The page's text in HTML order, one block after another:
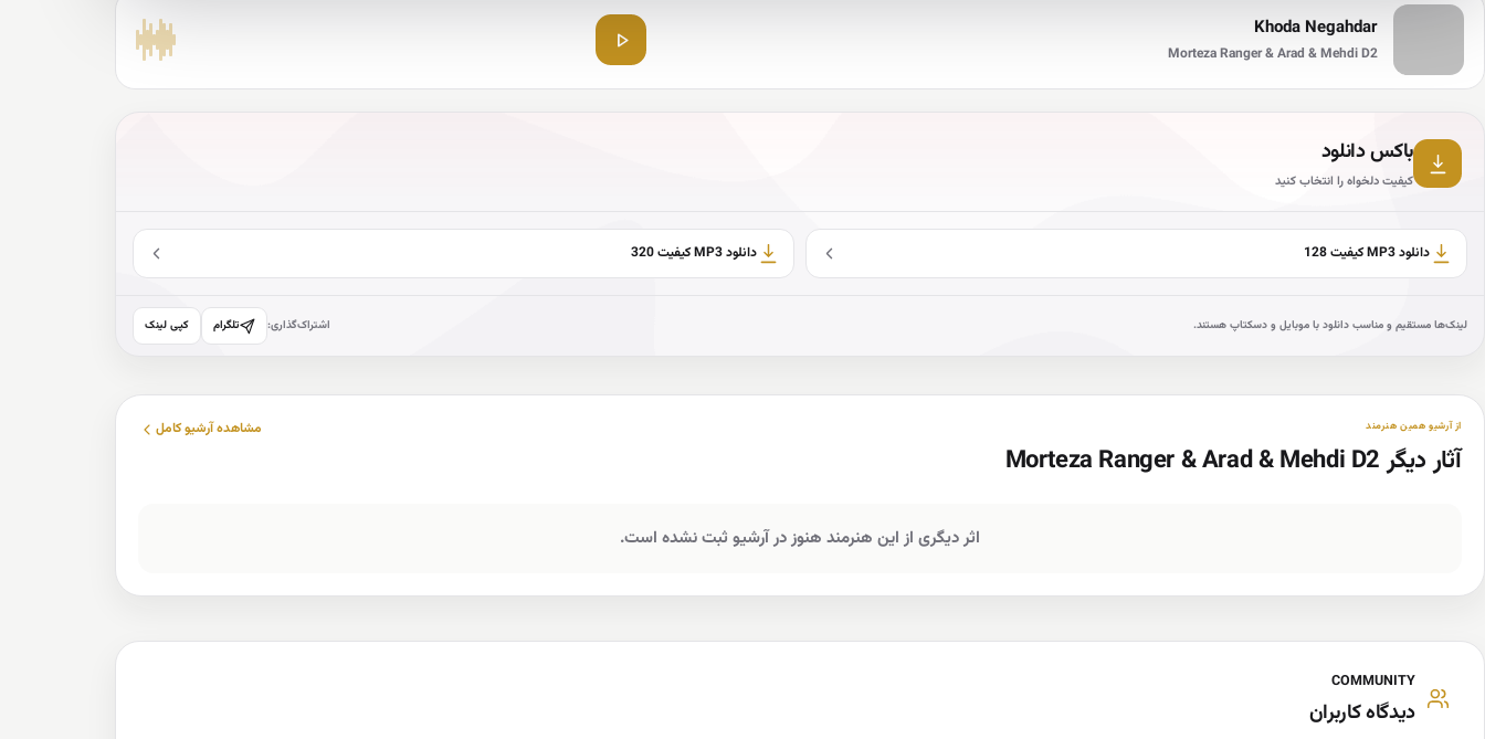
Khoda Negahdar
Morteza Ranger & Arad & Mehdi D2
باکس دانلود
کیفیت دلخواه را انتخاب کنید
دانلود MP3 کیفیت 128 دانلود MP3 کیفیت 320
لینک‌ها مستقیم و مناسب دانلود با موبایل و دسکتاپ هستند. اشتراک‌گذاری: تلگرام کپی لینک
از آرشیو همین هنرمند
آثار دیگر Morteza Ranger & Arad & Mehdi D2
مشاهده آرشیو کامل
اثر دیگری از این هنرمند هنوز در آرشیو ثبت نشده است.
COMMUNITY
دیدگاه کاربران